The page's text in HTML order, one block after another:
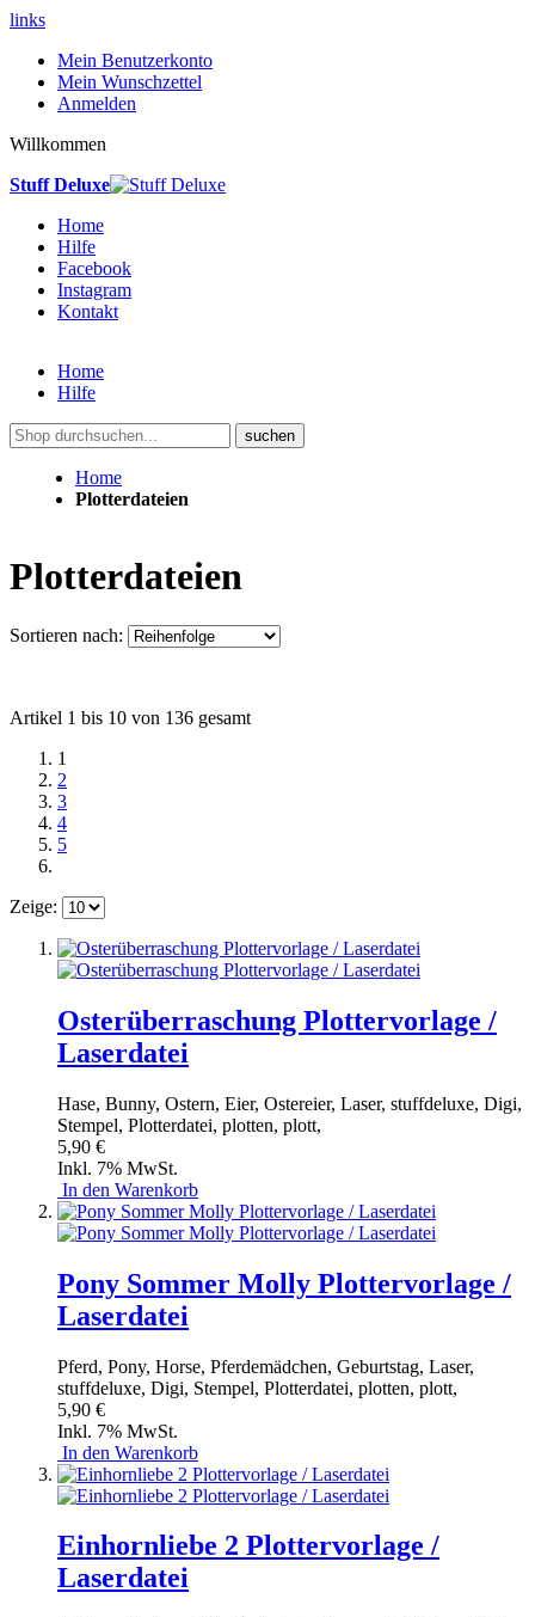
links
Mein Benutzerkonto
Mein Wunschzettel
Anmelden
Willkommen
Stuff Deluxe
Home
Hilfe
Facebook
Instagram
Kontakt
Home
Hilfe
suchen
Home
Plotterdateien
Plotterdateien
Sortieren nach:
Artikel 1 bis 10 von 136 gesamt
1
2
3
4
5
Zeige:
Osterüberraschung Plottervorlage /
Laserdatei
Hase, Bunny, Ostern, Eier, Ostereier, Laser, stuffdeluxe, Digi,
Stempel, Plotterdatei, plotten, plott,
5,90 €
Inkl. 7% MwSt.
In den Warenkorb
Pony Sommer Molly Plottervorlage /
Laserdatei
Pferd, Pony, Horse, Pferdemädchen, Geburtstag, Laser,
stuffdeluxe, Digi, Stempel, Plotterdatei, plotten, plott,
5,90 €
Inkl. 7% MwSt.
In den Warenkorb
Einhornliebe 2 Plottervorlage /
Laserdatei